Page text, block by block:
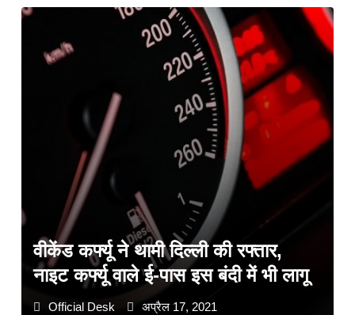
वीकेंड कर्फ्यू ने थामी दिल्ली की रफ्तार,
नाइट कर्फ्यू वाले ई-पास इस बंदी में भी लागू
Official Desk अप्रैल 17, 2021